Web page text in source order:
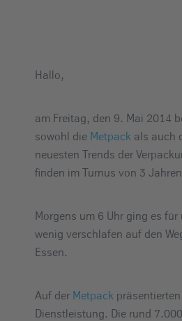
Hallo,
am Freitag, den 9. Mai 2014
sowohl die Metpack als auch
neuesten Trends der
finden im Turnus von 3
Morgens um 6 Uhr ging es
wenig verschlafen auf den
Essen.
Auf der Metpack
Dienstleistung. Die rund